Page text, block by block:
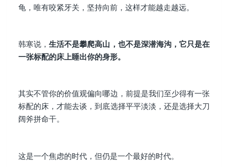
龟，唯有咬紧牙关，坚持向前，这样才能越走越远。
韩寒说，生活不是攀爬高山，也不是深潜海沟，它只是在
一张标配的床上睡出你的身形。
其实不管你的价值观偏向哪边，前提是我们至少得有一张
标配的床，才能去谈，到底选择平平淡淡，还是选择大刀
阔斧拼命干。
这是一个焦虑的时代，但仍是一个最好的时代。